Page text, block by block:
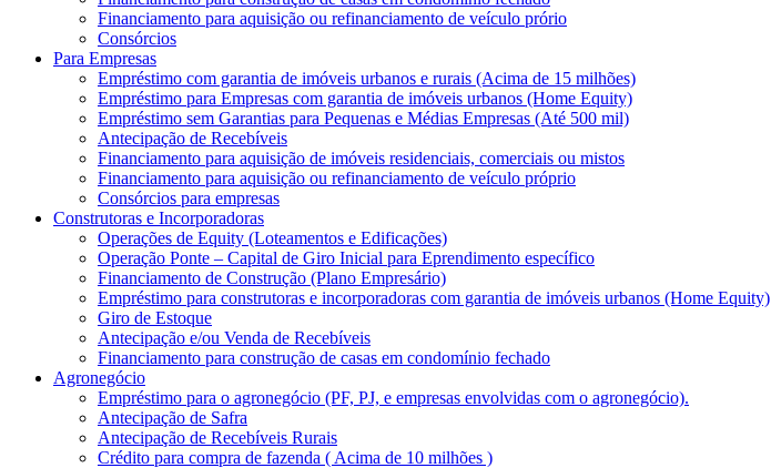
Financiamento para aquisição ou refinanciamento de veículo prório
Consórcios
Para Empresas
Empréstimo com garantia de imóveis urbanos e rurais (Acima de 15 milhões)
Empréstimo para Empresas com garantia de imóveis urbanos (Home Equity)
Empréstimo sem Garantias para Pequenas e Médias Empresas (Até 500 mil)
Antecipação de Recebíveis
Financiamento para aquisição de imóveis residenciais, comerciais ou mistos
Financiamento para aquisição ou refinanciamento de veículo próprio
Consórcios para empresas
Construtoras e Incorporadoras
Operações de Equity (Loteamentos e Edificações)
Operação Ponte – Capital de Giro Inicial para Eprendimento específico
Financiamento de Construção (Plano Empresário)
Empréstimo para construtoras e incorporadoras com garantia de imóveis urbanos (Home Equity)
Giro de Estoque
Antecipação e/ou Venda de Recebíveis
Financiamento para construção de casas em condomínio fechado
Agronegócio
Empréstimo para o agronegócio (PF, PJ, e empresas envolvidas com o agronegócio).
Antecipação de Safra
Antecipação de Recebíveis Rurais
Crédito para compra de fazenda ( Acima de 10 milhões )